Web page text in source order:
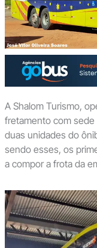
A Shalom Turismo,
fretamento com sede
duas unidades do
sendo esses, os
a compor a frota da